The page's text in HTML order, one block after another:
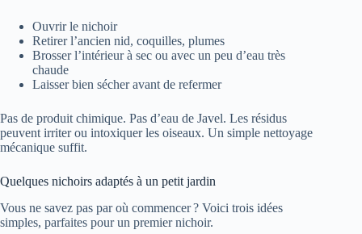
Ouvrir le nichoir
Retirer l’ancien nid, coquilles, plumes
Brosser l’intérieur à sec ou avec un peu d’eau très
chaude
Laisser bien sécher avant de refermer
Pas de produit chimique. Pas d’eau de Javel. Les résidus
peuvent irriter ou intoxiquer les oiseaux. Un simple nettoyage
mécanique suffit.
Quelques nichoirs adaptés à un petit jardin
Vous ne savez pas par où commencer ? Voici trois idées
simples, parfaites pour un premier nichoir.